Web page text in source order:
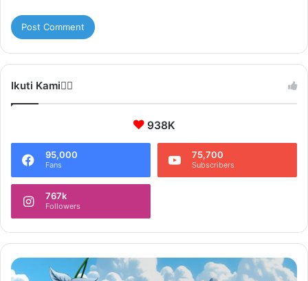
Ikuti Kami❤️‍🔥
938K
95,000
Fans
75,700
Subscribers
767k
Followers